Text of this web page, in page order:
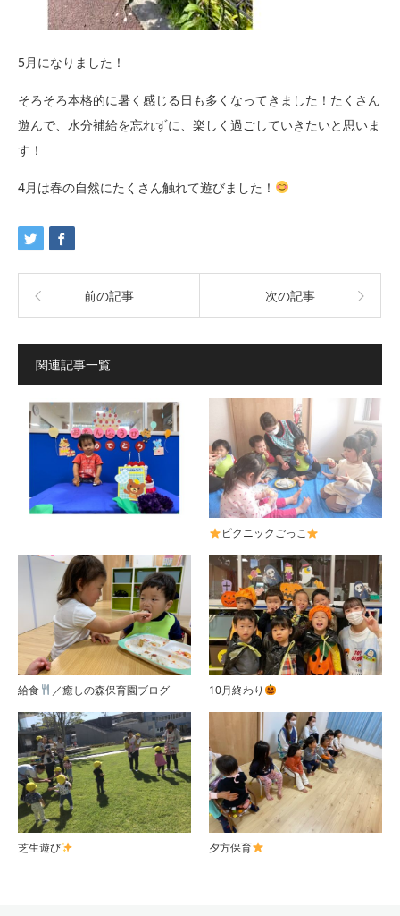
5月になりました！
そろそろ本格的に暑く感じる日も多くなってきました！たくさん
遊んで、水分補給を忘れずに、楽しく過ごしていきたいと思いま
す！
4月は春の自然にたくさん触れて遊びました！
前の記事 次の記事
関連記事一覧
ピクニックごっこ
給食 ／癒しの森保育園ブログ 10月終わり
芝生遊び 夕方保育